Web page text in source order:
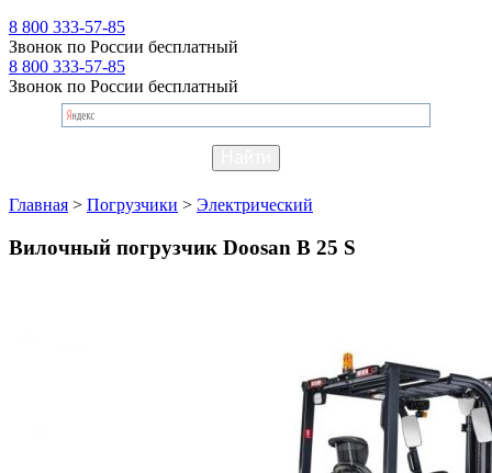
8 800 333-57-85
Звонок по России бесплатный
8 800 333-57-85
Звонок по России бесплатный
Главная > Погрузчики > Электрический
Вилочный погрузчик Doosan B 25 S